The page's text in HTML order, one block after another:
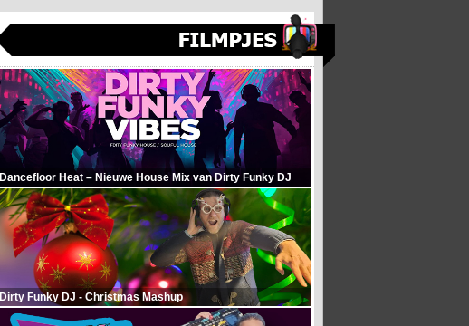
Dancefloor Heat – Nieuwe House Mix van Dirty Funky DJ
Dirty Funky DJ - Christmas Mashup